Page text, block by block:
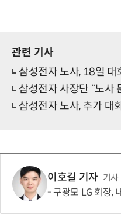
관련 기사
삼성전자 노사, 18일 대
삼성전자 사장단 “노사 문제로
삼성전자 노사, 추가 대화 불
이호길 기자 기사
구광모 LG 회장, 내